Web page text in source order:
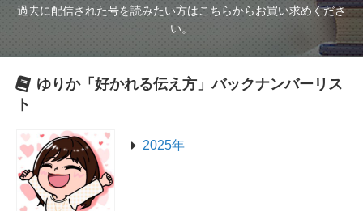
過去に配信された号を読みたい方はこちらからお買い求めくださ
い。
ゆりか「好かれる伝え方」バックナンバーリス
ト
2025年